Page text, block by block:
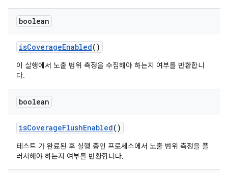
boolean
isCoverageEnabled()
이 실행에서 노출 범위 측정을 수집해야 하는지 여부를 반환합니
다.
boolean
isCoverageFlushEnabled()
테스트 가 완료된 후 실행 중인 프로세스에서 노출 범위 측정을 플
러시해야 하는지 여부를 반환합니다.